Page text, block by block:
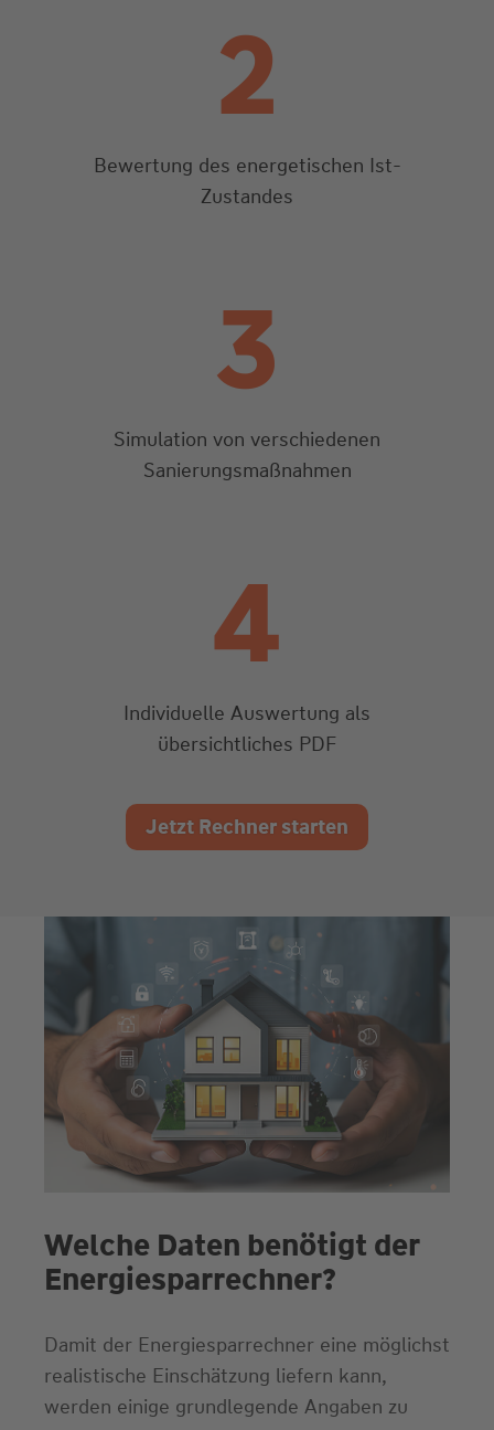
2
Bewertung des energetischen Ist-
Zustandes
3
Simulation von verschiedenen
Sanierungsmaßnahmen
4
Individuelle Auswertung als
übersichtliches PDF
Jetzt Rechner starten
Welche Daten benötigt der
Energiesparrechner?
Damit der Energiesparrechner eine möglichst
realistische Einschätzung liefern kann,
werden einige grundlegende Angaben zu